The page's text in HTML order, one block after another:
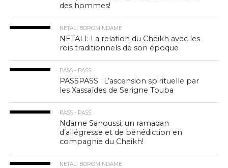
des hommes!
NETALI BOROM NDAME
NETALI: La relation du Cheikh avec les
rois traditionnels de son époque
PASS - PASS
PASSPASS : L’ascension spirituelle par
les Xassaïdes de Serigne Touba
PASS - PASS
Ndame Sanoussi, un ramadan
d’allégresse et de bénédiction en
compagnie du Cheikh!
NETALI BOROM NDAME